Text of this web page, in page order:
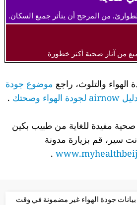
من المرجح أن يتأثر جميع السكان.
من آثار صحية أكثر خطورة
والتلوث، راجع موضوع جودة
دليل airnow لجودة الهواء وصحتك .
مفيدة للغاية من طبيب بكين
سير، قم بزيارة مدونة
.
جودة الهواء غير مضمونة في وقت